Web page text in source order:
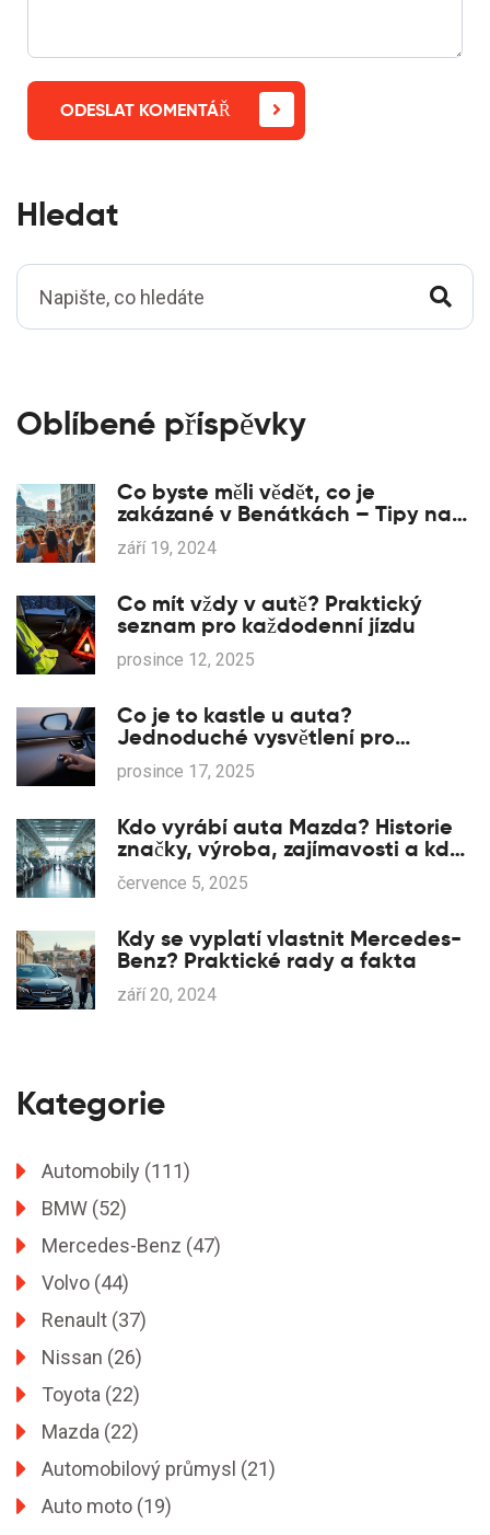
ODESLAT KOMENTÁŘ
Hledat
Oblíbené příspěvky
Co byste měli vědět, co je
zakázané v Benátkách – Tipy na
cestu s vaší Toyotou
září 19, 2024
Co mít vždy v autě? Praktický
seznam pro každodenní jízdu
prosince 12, 2025
Co je to kastle u auta?
Jednoduché vysvětlení pro
každého
prosince 17, 2025
Kdo vyrábí auta Mazda? Historie
značky, výroba, zajímavosti a kde
se montují vozy Mazda
července 5, 2025
Kdy se vyplatí vlastnit Mercedes-
Benz? Praktické rady a fakta
září 20, 2024
Kategorie
Automobily (111)
BMW (52)
Mercedes-Benz (47)
Volvo (44)
Renault (37)
Nissan (26)
Toyota (22)
Mazda (22)
Automobilový průmysl (21)
Auto moto (19)